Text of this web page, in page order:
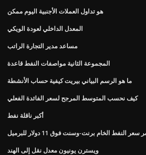
هو تداول العملات الأجنبية اليوم ممكن
المعدل الداخلي لعودة الويكي
مساعد مدير التجارة الراتب
المجموعة الثانية مواصفات النفط قاعدة
ما هو الرسم البياني بيريت كيفية حساب الأنشطة
كيف نحسب المتوسط ​​المرجح لسعر الفائدة الفعلي
أكبر ناقلة نفط
سعر النفط الخام برنت-وسنت فوق 11 دولار للبرميل
ويسترن يونيون معدل نقل إلى الهند